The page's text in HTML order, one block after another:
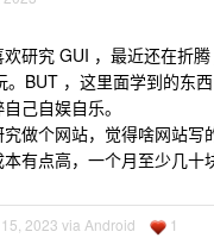
研究 GUI ，最近还在折
。BUT ，这里面学到的东
己自娱自乐。
做个网站，觉得啥网站写
有点高，一个月至少几十
2023 via Android 1